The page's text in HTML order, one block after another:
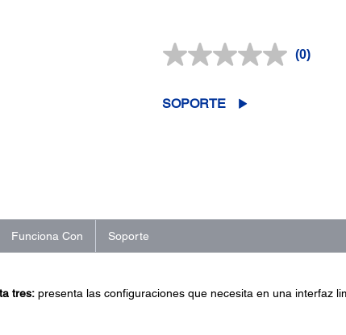
Sin
(0)
SOPORTE
Funciona Con Soporte
tres:presenta las configuraciones que necesita en una interfaz